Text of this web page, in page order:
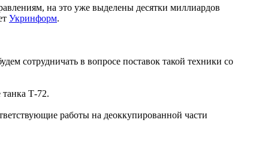
на это уже выделены десятки миллиардов
Укринформ.
сотрудничать в вопросе поставок такой техники со
Т-72.
работы на деоккупированной части